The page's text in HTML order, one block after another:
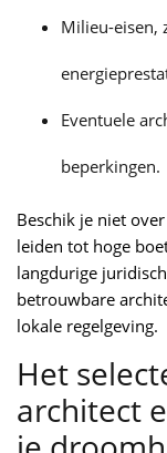
Milieu-eisen,
Eventuele
beperkingen.
Beschik je niet
leiden tot hoge
langdurige
betrouwbare
lokale regelgeving.
Het
architect